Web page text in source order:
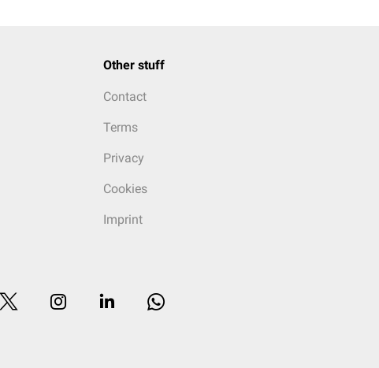
Other stuff
Contact
Terms
Privacy
Cookies
Imprint